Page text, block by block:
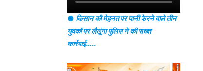
● किसान की मेहनत पर पानी फेरने वाले तीन
युवकों पर लैलूंगा पुलिस ने की सख्त
कार्रवाई…..